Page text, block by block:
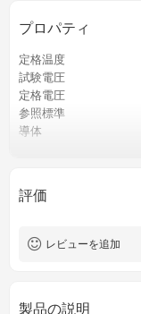
プロパティ
定格温度
試験電圧
定格電圧
参照標準
導体
評価
レビューを追加
製品の説明